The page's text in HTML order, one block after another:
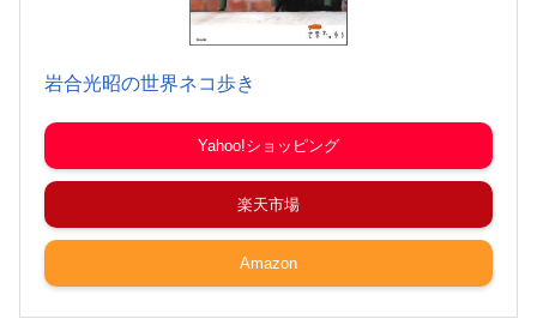
岩合光昭の世界ネコ歩き
Yahoo!ショッピング
楽天市場
Amazon